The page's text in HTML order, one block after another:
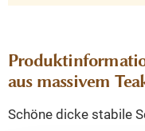
aus massivem
Schöne dicke stabile